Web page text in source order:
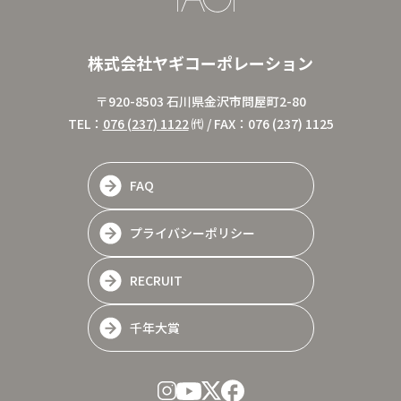
株式会社ヤギコーポレーション
〒920-8503 石川県金沢市問屋町2-80
TEL： 076 (237) 1122㈹ / FAX：076 (237) 1125
FAQ
プライバシーポリシー
RECRUIT
千年大賞